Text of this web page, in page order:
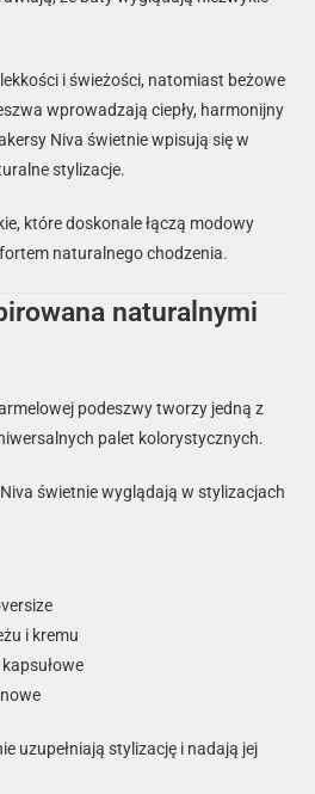
i świeżości, natomiast beżowe
wprowadzają ciepły, harmonijny
Niva świetnie wpisują się w
stylizacje.
które doskonale łączą modowy
naturalnego chodzenia.
naturalnymi
podeszwy tworzy jedną z
palet kolorystycznych.
świetnie wyglądają w stylizacjach
i kremu
uzupełniają stylizację i nadają jej